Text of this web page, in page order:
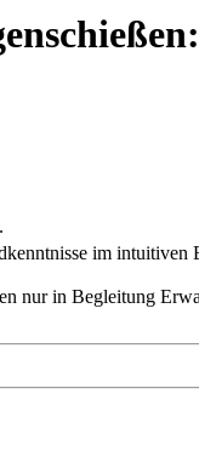
im intuitiven
nur in Begleitung